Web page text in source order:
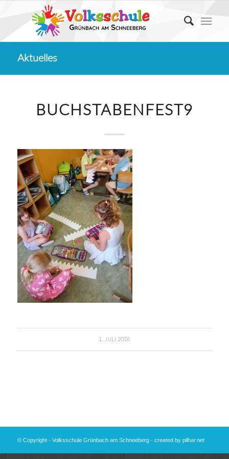
Aktuelles
BUCHSTABENFEST9
1. JULI 2026
© Copyright - Volksschule Grünbach am Schneeberg - created by pilhar.net